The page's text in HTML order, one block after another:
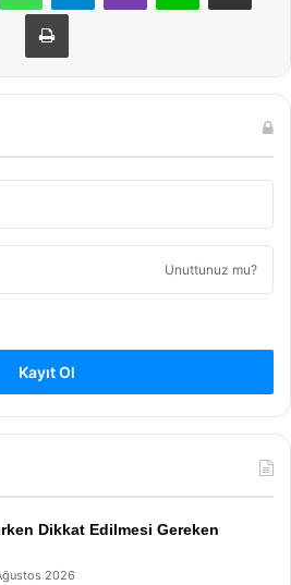
Yazdır
Unuttunuz mu?
Kayıt Ol
Dikkat Edilmesi Gereken
2026